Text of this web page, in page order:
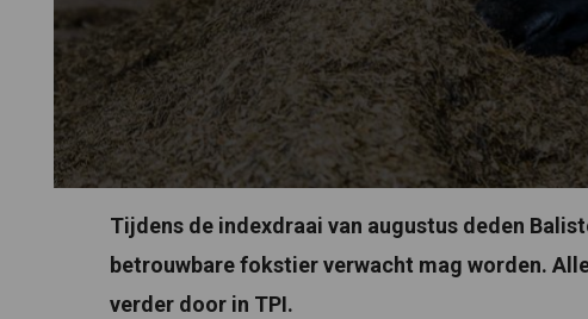
Tijdens de indexdraai van augustus deden
betrouwbare fokstier verwacht mag worden.
verder door in TPI.